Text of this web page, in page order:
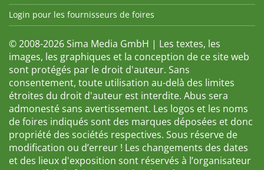
Login pour les fournisseurs de foires
© 2008-2026 Sima Media GmbH | Les textes, les
images, les graphiques et la conception de ce site web
sont protégés par le droit d'auteur. Sans
consentement, toute utilisation au-delà des limites
étroites du droit d'auteur est interdite. Abus sera
admonesté sans avertissement. Les logos et les noms
de foires indiqués sont des marques déposées et donc
propriété des sociétés respectives. Sous réserve de
modification ou d’erreur ! Les changements des dates
et des lieux d'exposition sont réservés à l’organisateur